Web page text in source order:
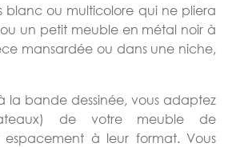
blanc ou multicolore qui ne pliera
ou un petit meuble en métal noir à
mansardée ou dans une niche,
la bande dessinée, vous adaptez
de votre meuble de
à leur format. Vous